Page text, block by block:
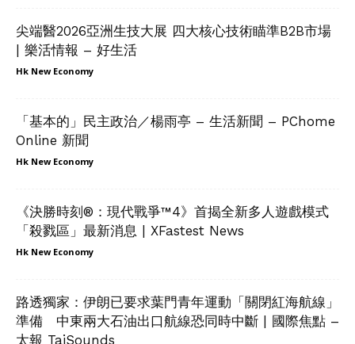
尖端醫2026亞洲生技大展 四大核心技術瞄準B2B市場
| 樂活情報 – 好生活
Hk New Economy
「基本的」民主政治／楊雨亭 – 生活新聞 – PChome
Online 新聞
Hk New Economy
《決勝時刻®：現代戰爭™4》首揭全新多人遊戲模式
「殺戮區」最新消息 | XFastest News
Hk New Economy
路透獨家：伊朗已要求葉門青年運動「關閉紅海航線」
準備 中東兩大石油出口航線恐同時中斷 | 國際焦點 –
太報 TaiSounds